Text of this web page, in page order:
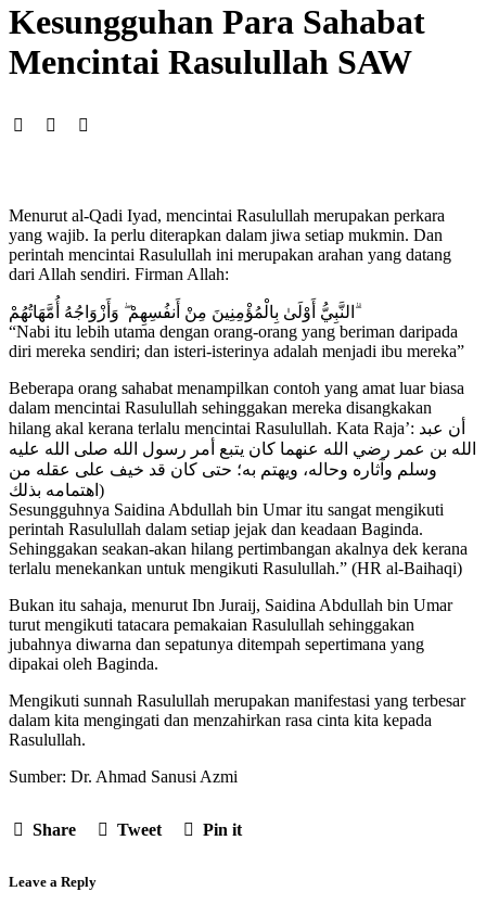
Kesungguhan Para Sahabat
Mencintai Rasulullah SAW
Menurut al-Qadi Iyad, mencintai Rasulullah merupakan perkara
yang wajib. Ia perlu diterapkan dalam jiwa setiap mukmin. Dan
perintah mencintai Rasulullah ini merupakan arahan yang datang
dari Allah sendiri. Firman Allah:
النَّبِيُّ أَوْلَىٰ بِالْمُؤْمِنِينَ مِنْ أَنفُسِهِمْ ۖ وَأَزْوَاجُهُ أُمَّهَاتُهُمْ ۗ
“Nabi itu lebih utama dengan orang-orang yang beriman daripada
diri mereka sendiri; dan isteri-isterinya adalah menjadi ibu mereka”
Beberapa orang sahabat menampilkan contoh yang amat luar biasa
dalam mencintai Rasulullah sehinggakan mereka disangkakan
hilang akal kerana terlalu mencintai Rasulullah. Kata Raja’: أن عبد
الله بن عمر رضي الله عنهما كان يتبع أمر رسول الله صلى الله عليه
وسلم وآثاره وحاله، ويهتم به؛ حتى كان قد خيف على عقله من
اهتمامه بذلك)
Sesungguhnya Saidina Abdullah bin Umar itu sangat mengikuti
perintah Rasulullah dalam setiap jejak dan keadaan Baginda.
Sehinggakan seakan-akan hilang pertimbangan akalnya dek kerana
terlalu menekankan untuk mengikuti Rasulullah.” (HR al-Baihaqi)
Bukan itu sahaja, menurut Ibn Juraij, Saidina Abdullah bin Umar
turut mengikuti tatacara pemakaian Rasulullah sehinggakan
jubahnya diwarna dan sepatunya ditempah sepertimana yang
dipakai oleh Baginda.
Mengikuti sunnah Rasulullah merupakan manifestasi yang terbesar
dalam kita mengingati dan menzahirkan rasa cinta kita kepada
Rasulullah.
Sumber: Dr. Ahmad Sanusi Azmi
Share Tweet Pin it
Leave a Reply